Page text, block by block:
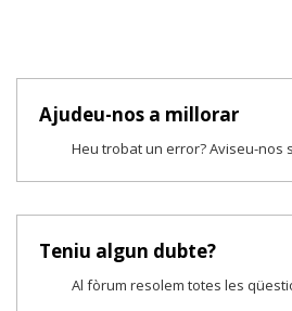
Ajudeu-nos a millorar
Heu trobat un error? Aviseu-nos
Teniu algun dubte?
Al fòrum resolem totes les